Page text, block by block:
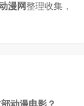
漫网整理收集，
动漫电影？